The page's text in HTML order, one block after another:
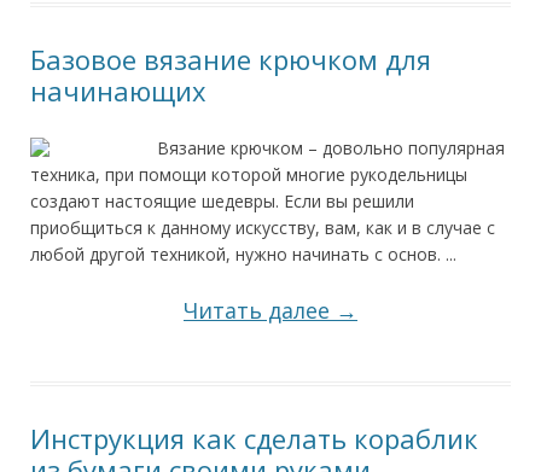
Базовое вязание крючком для
начинающих
Вязание крючком – довольно популярная
техника, при помощи которой многие рукодельницы
создают настоящие шедевры. Если вы решили
приобщиться к данному искусству, вам, как и в случае с
любой другой техникой, нужно начинать с основ. ...
Читать далее →
Инструкция как сделать кораблик